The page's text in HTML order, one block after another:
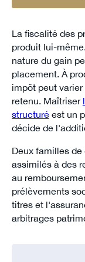
La fiscalité des
produit lui-
nature du gain
placement. À
impôt peut varier
retenu. Maîtriser
structuréest un
décide de
Deux familles
assimilés à des
au
prélèvements
titres et
arbitrages